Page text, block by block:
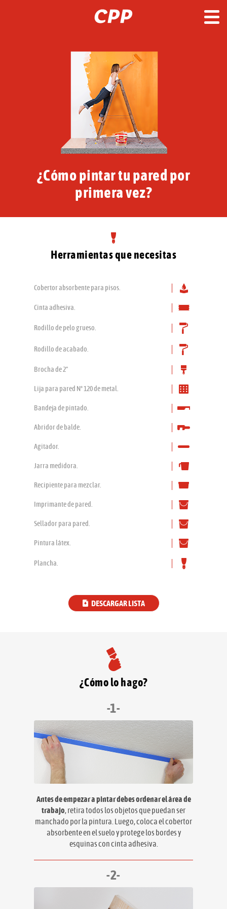
¿Cómo pintar tu pared por
primera vez?
Herramientas que necesitas
Cobertor absorbente para pisos.
Cinta adhesiva.
Rodillo de pelo grueso.
Rodillo de acabado.
Brocha de 2"
Lija para pared Nº 120 de metal.
Bandeja de pintado.
Abridor de balde.
Agitador.
Jarra medidora.
Recipiente para mezclar.
Imprimante de pared.
Sellador para pared.
Pintura látex.
Plancha.
DESCARGAR LISTA
¿Cómo lo hago?
-1-
Antes de empezar a pintar debes ordenar el área de
trabajo, retira todos los objetos que puedan ser
manchado por la pintura. Luego, coloca el cobertor
absorbente en el suelo y protege los bordes y
esquinas con cinta adhesiva.
-2-